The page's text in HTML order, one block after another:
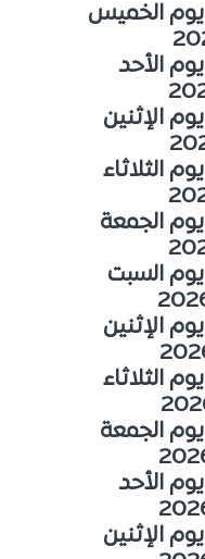
مقالات موقع Jwhartmakh يوم الخميس
مقالات موقع Jwhartmakh يوم الأحد
مقالات موقع Jwhartmakh يوم الإثنين
مقالات موقع Jwhartmakh يوم الثلاثاء
مقالات موقع Jwhartmakh يوم الجمعة
مقالات موقع Jwhartmakh يوم السبت
مقالات موقع Jwhartmakh يوم الإثنين
مقالات موقع Jwhartmakh يوم الثلاثاء
مقالات موقع Jwhartmakh يوم الجمعة
مقالات موقع Jwhartmakh يوم الأحد
مقالات موقع Jwhartmakh يوم الإثنين